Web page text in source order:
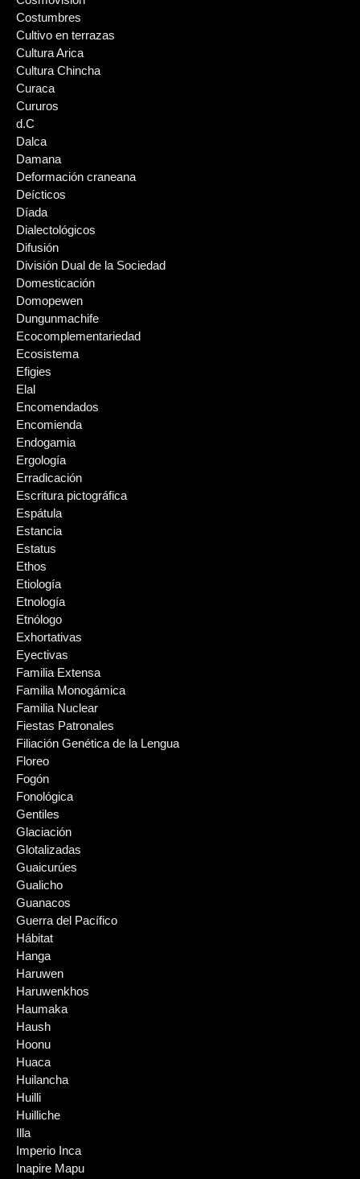
Costumbres
Cultivo en terrazas
Cultura Arica
Cultura Chincha
Curaca
Cururos
d.C
Dalca
Damana
Deformación craneana
Deícticos
Díada
Dialectológicos
Difusión
División Dual de la Sociedad
Domesticación
Domopewen
Dungunmachife
Ecocomplementariedad
Ecosistema
Efigies
Elal
Encomendados
Encomienda
Endogamia
Ergología
Erradicación
Escritura pictográfica
Espátula
Estancia
Estatus
Ethos
Etiología
Etnología
Etnólogo
Exhortativas
Eyectivas
Familia Extensa
Familia Monogámica
Familia Nuclear
Fiestas Patronales
Filiación Genética de la Lengua
Floreo
Fogón
Fonológica
Gentiles
Glaciación
Glotalizadas
Guaicurúes
Gualicho
Guanacos
Guerra del Pacífico
Hábitat
Hanga
Haruwen
Haruwenkhos
Haumaka
Haush
Hoonu
Huaca
Huilancha
Huilli
Huilliche
Illa
Imperio Inca
Inapire Mapu